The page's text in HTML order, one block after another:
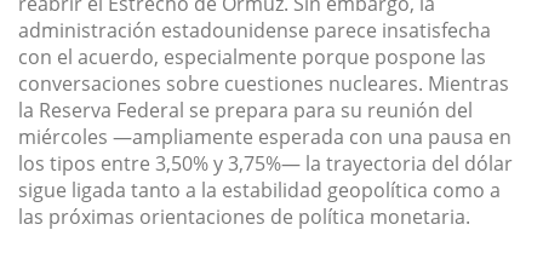
administración estadounidense parece insatisfecha
con el acuerdo, especialmente porque pospone las
conversaciones sobre cuestiones nucleares. Mientras
la Reserva Federal se prepara para su reunión del
miércoles —ampliamente esperada con una pausa en
los tipos entre 3,50% y 3,75%— la trayectoria del dólar
sigue ligada tanto a la estabilidad geopolítica como a
las próximas orientaciones de política monetaria.